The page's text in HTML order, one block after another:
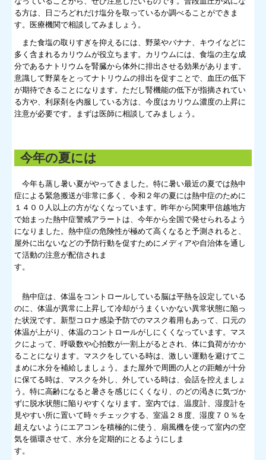
る方は、日ごろどれだけ塩分を取っているか調べることができま
す。医療機関で相談してみましょう。
また食塩の取りすぎを抑えるには、野菜やバナナ、キウイなどに
多く含まれるカリウムが役立ちます。カリウムには、食塩の主な成
分であるナトリウムを腎臓から体外に排出させる効果があります。
意識して野菜をとってナトリウムの排出を促すことで、血圧の低下
が期待できることになります。ただし腎機能の低下が指摘されてい
る方や、利尿剤を内服している方は、今度はカリウム濃度の上昇に
注意が必要です。まずは医師に相談してみましょう。
今年の夏には
今年も蒸し暑い夏がやってきました。特に暑い最近の夏では熱中
症による緊急搬送が非常に多く、令和２年の夏には熱中症のために
１４００人以上の方がなくなっています。昨年から関東甲信越地方
で始まった熱中症警戒アラートは、今年から全国で発せられるよう
になりました。熱中症の危険性が極めて高くなると予測されると、
屋外に出ないなどの予防行動を促すためにメディアや自治体を通し
て活動の注意が配信されま
す。
熱中症は、体温をコントロールしている脳は平熱を設定している
のに、体温が異常に上昇して冷却がうまくいかない異常状態に陥っ
た状況です。新型コロナ感染予防でのマスク着用もあって、口元の
体温が上がり、体温のコントロールがしにくくなっています。マス
クによって、呼吸数や心拍数が一割上がるとされ、体に負荷がかか
ることになります。マスクをしている時は、激しい運動を避けてこ
まめに水分を補給しましょう。また屋外で周囲の人との距離が十分
に保てる時は、マスクを外し、外している時は、会話を控えましょ
う。特に高齢になると暑さを感じにくくなり、のどの渇きに気づか
ずに脱水状態に陥りやすくなります。室内では、温度計、湿度計を
見やすい所に置いて時々チェックする、室温２８度、湿度７０％を
超えないようにエアコンを積極的に使う、扇風機を使って室内の空
気を循環させて、水分を定期的にとるようにしま
す。